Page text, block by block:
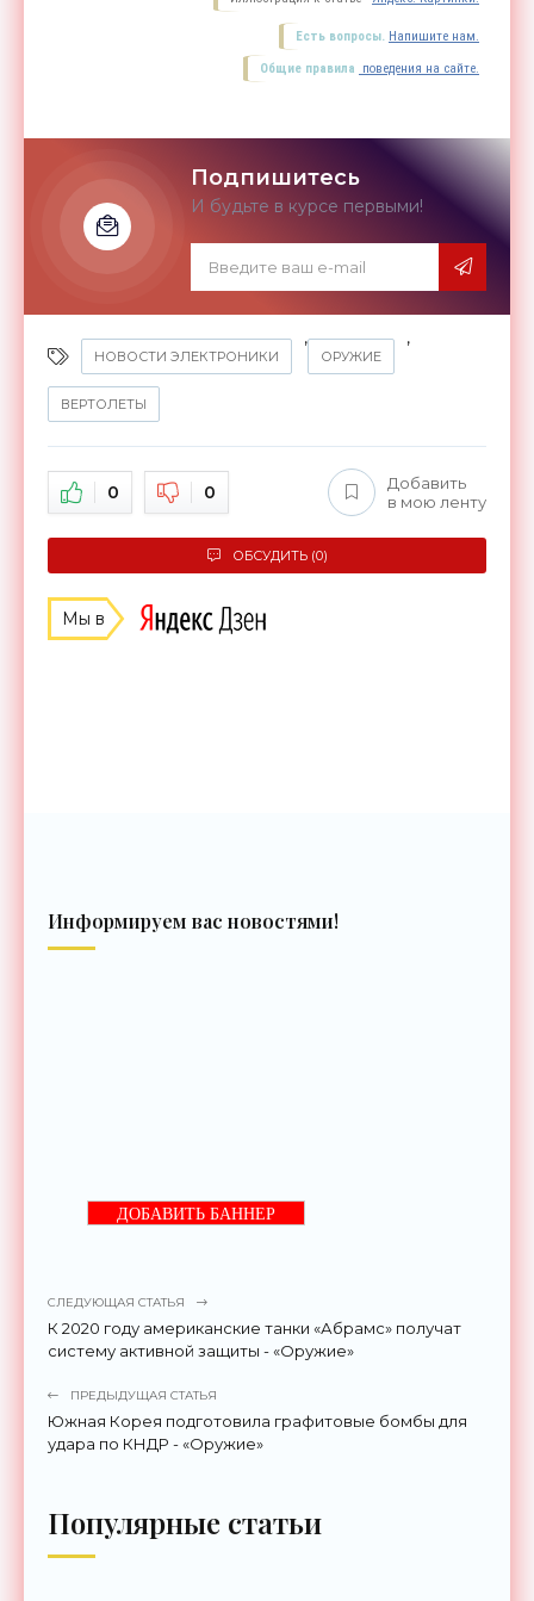
Есть вопросы. Напишите нам.
Общие правила поведения на сайте.
Подпишитесь
И будьте в курсе первыми!
НОВОСТИ ЭЛЕКТРОНИКИ
,
ОРУЖИЕ
,
ВЕРТОЛЕТЫ
0 0
Добавить
в мою ленту
ОБСУДИТЬ (0)
Мы в
Информируем вас новостями!
ДОБАВИТЬ БАННЕР
СЛЕДУЮЩАЯ СТАТЬЯ
К 2020 году американские танки «Абрамс» получат
систему активной защиты - «Оружие»
ПРЕДЫДУЩАЯ СТАТЬЯ
Южная Корея подготовила графитовые бомбы для
удара по КНДР - «Оружие»
Популярные статьи